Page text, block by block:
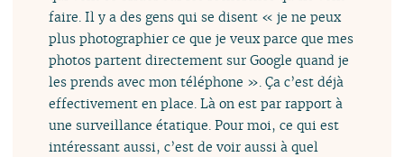
faire. Il y a des gens qui se disent « je ne peux
plus photographier ce que je veux parce que mes
photos partent directement sur Google quand je
les prends avec mon téléphone ». Ça c’est déjà
effectivement en place. Là on est par rapport à
une surveillance étatique. Pour moi, ce qui est
intéressant aussi, c’est de voir aussi à quel